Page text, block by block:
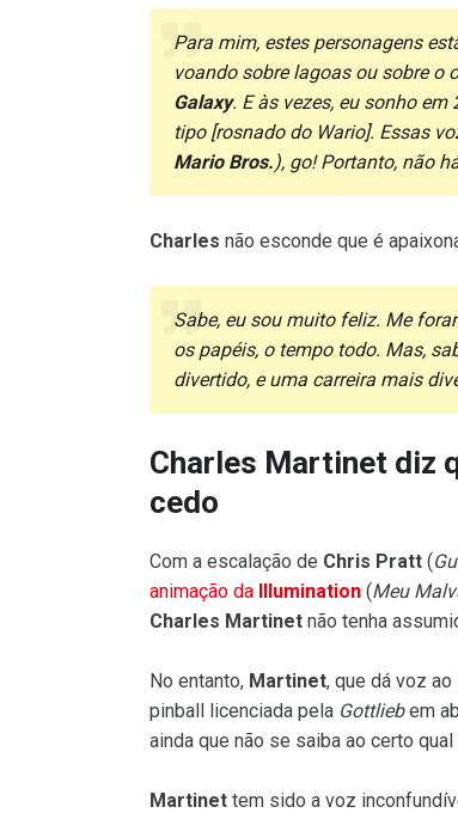
Para mim, estes personagens
voando sobre lagoas ou sobre o
Galaxy. E às vezes, eu sonho
tipo [rosnado do Wario]. Essas
Mario Bros.), go! Portanto, não
Charles não esconde que é
Sabe, eu sou muito feliz. Me
os papéis, o tempo todo. Mas,
divertido, e uma carreira mais
Charles Martinet diz
cedo
Com a escalação de Chris Pratt (
animação da Illumination (Meu
Charles Martinet não tenha
No entanto, Martinet, que dá voz
pinball licenciada pela Gottliebem
ainda que não se saiba ao certo
Martinet tem sido a voz